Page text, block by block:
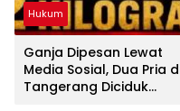
Hukum
Ganja Dipesan Lewat
Media Sosial, Dua Pria
Tangerang Diciduk